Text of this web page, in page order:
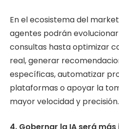
En el ecosistema del
agentes podrán
consultas hasta optimizar
real, generar
específicas, automatizar
plataformas o apoyar la
mayor velocidad y precisión.